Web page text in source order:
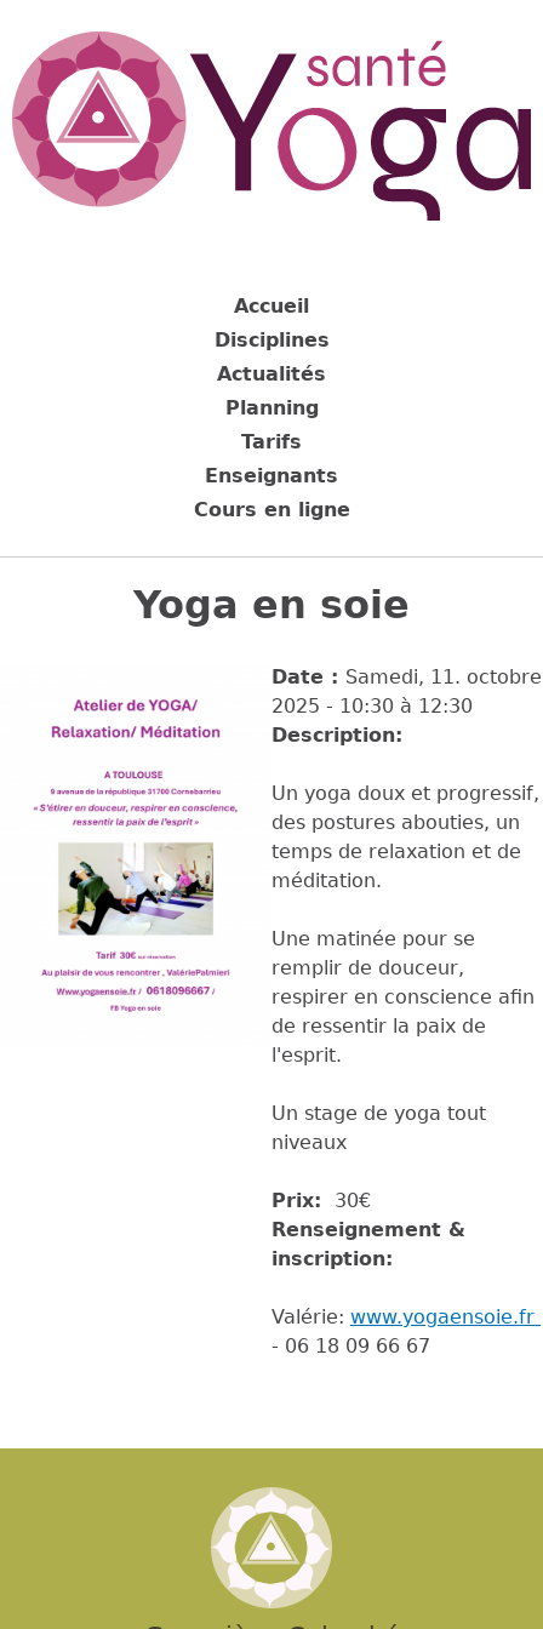
navigation
Back
Yoga en soie
Date : Samedi, 11. octobre
2025 - 10:30 à 12:30
Description:
Un yoga doux et progressif,
des postures abouties, un
temps de relaxation et de
méditation.
Une matinée pour se
remplir de douceur,
respirer en conscience afin
de ressentir la paix de
l'esprit.
Un stage de yoga tout
niveaux
Prix:
30€
Renseignement &
inscription:
Valérie: www.yogaensoie.fr
- 06 18 09 66 67
Accueil
Disciplines
Actualités
Planning
Tarifs
Enseignants
Cours en ligne